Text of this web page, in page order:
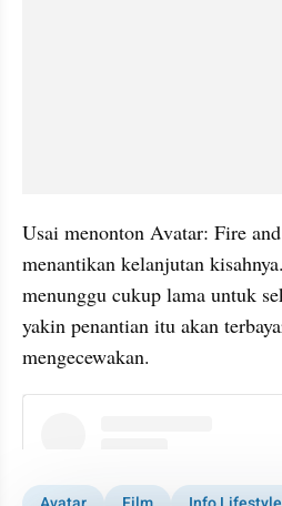
Usai menonton Avatar: Fire
menantikan kelanjutan
menunggu cukup lama untuk
yakin penantian itu akan
mengecewakan.